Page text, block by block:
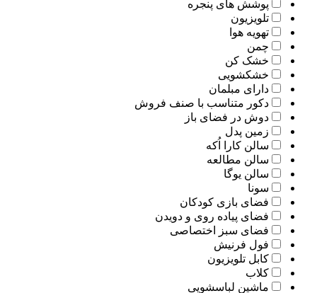
پوشش های پنجره
تلویزیون
تهویه هوا
چمن
خشک کن
خشکشویی
دارای مبلمان
دکور متناسب با صنف فروش
دوش در فضای باز
زمین پدل
سالن کارا اُکه
سالن مطالعه
سالن یوگا
سونا
فضای بازی کودکان
فضای پیاده روی و دویدن
فضای سبز اختصاصی
فول فرنیش
کابل تلویزیون
کلاب
ماشین لباسشویی